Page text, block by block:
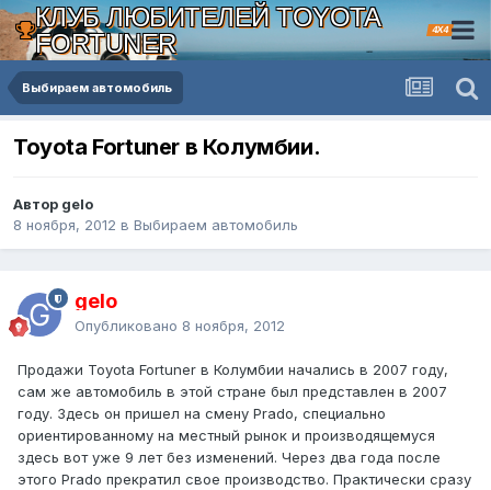
КЛУБ ЛЮБИТЕЛЕЙ TOYOTA
FORTUNER
4X4
Выбираем автомобиль
Toyota Fortuner в Колумбии.
Автор gelo
8 ноября, 2012 в Выбираем автомобиль
gelo
Опубликовано 8 ноября, 2012
Продажи Toyota Fortuner в Колумбии начались в 2007 году,
сам же автомобиль в этой стране был представлен в 2007
году. Здесь он пришел на смену Prado, специально
ориентированному на местный рынок и производящемуся
здесь вот уже 9 лет без изменений. Через два года после
этого Prado прекратил свое производство. Практически сразу